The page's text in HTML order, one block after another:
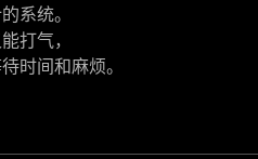
系统。
打气，
时间和麻烦。